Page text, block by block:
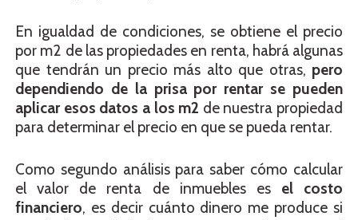
En igualdad de condiciones, se obtiene el precio
por m2 de las propiedades en renta, habrá algunas
que tendrán un precio más alto que otras, pero
dependiendo de la prisa por rentar se pueden
aplicar esos datos a los m2 de nuestra propiedad
para determinar el precio en que se pueda rentar.
Como segundo análisis para saber cómo calcular
el valor de renta de inmuebles es el costo
financiero, es decir cuánto dinero me produce si